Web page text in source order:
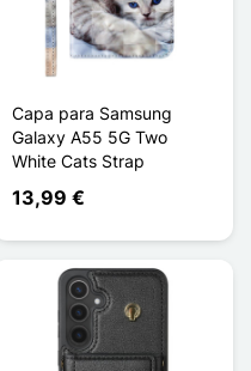
Capa para Samsung
Galaxy A55 5G Two
White Cats Strap
13,99 €